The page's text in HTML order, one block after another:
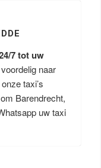
7 tot uw
naar
taxi’s
Barendrecht,
uw taxi